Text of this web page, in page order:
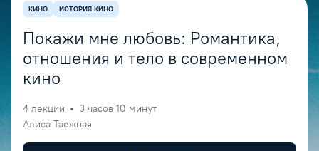
КИНО ИСТОРИЯ КИНО
Покажи мне любовь: Романтика,
отношения и тело в современном
кино
4 лекции
3 часов 10 минут
Алиса Таежная